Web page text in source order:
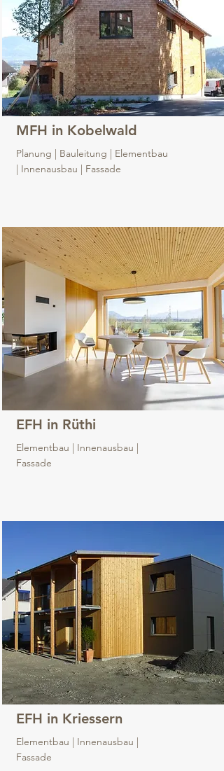
MFH in Kobelwald
Planung | Bauleitung | Elementbau
| Innenausbau | Fassade
EFH in Rüthi
Elementbau | Innenausbau |
Fassade
EFH in Kriessern
Elementbau | Innenausbau |
Fassade